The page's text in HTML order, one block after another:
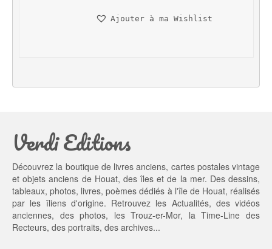
i
é
t :
0,
0
0 €.
t
s
Ajouter à ma Wishlist
Verdi Editions
Découvrez la boutique de livres anciens, cartes postales vintage
et objets anciens de Houat, des îles et de la mer. Des dessins,
tableaux, photos, livres, poèmes dédiés à l'île de Houat, réalisés
par les îliens d'origine. Retrouvez les Actualités, des vidéos
anciennes, desphotos, lesTrouz-er-Mor, laTime-Line des
Recteurs, des portraits, des archives...